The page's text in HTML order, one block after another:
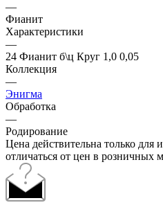
—
Фианит
Характеристики
—
24 Фианит б\ц Круг 1,0 0,05
Коллекция
—
Энигма
Обработка
—
Родирование
Цена действительна только для
отличаться от цен в розничных